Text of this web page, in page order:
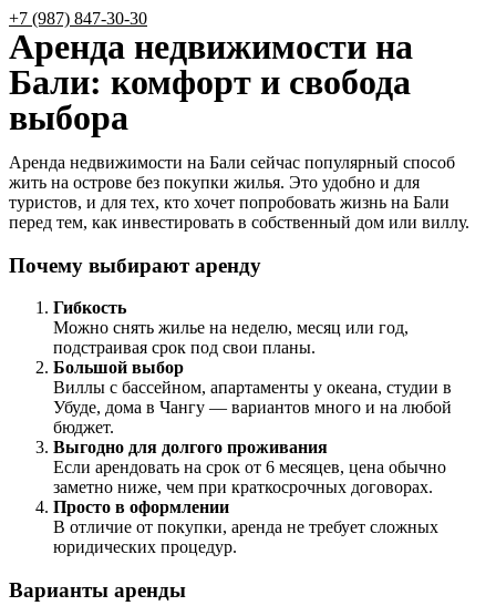
+7 (987) 847-30-30
Аренда недвижимости на
Бали: комфорт и свобода
выбора
Аренда недвижимости на Бали сейчас популярный способ
жить на острове без покупки жилья. Это удобно и для
туристов, и для тех, кто хочет попробовать жизнь на Бали
перед тем, как инвестировать в собственный дом или виллу.
Почему выбирают аренду
Гибкость
Можно снять жилье на неделю, месяц или год,
подстраивая срок под свои планы.
Большой выбор
Виллы с бассейном, апартаменты у океана, студии в
Убуде, дома в Чангу — вариантов много и на любой
бюджет.
Выгодно для долгого проживания
Если арендовать на срок от 6 месяцев, цена обычно
заметно ниже, чем при краткосрочных договорах.
Просто в оформлении
В отличие от покупки, аренда не требует сложных
юридических процедур.
Варианты аренды